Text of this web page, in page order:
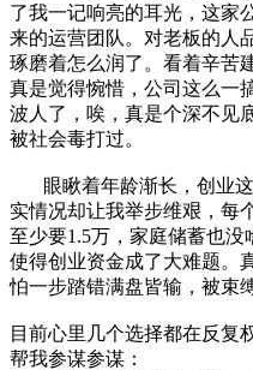
了我一记响亮的耳光，这家
来的运营团队。对老板的人
琢磨着怎么润了。看着辛苦
真是觉得惋惜，公司这么一
波人了，唉，真是个深不见
被社会毒打过。
眼瞅着年龄渐长，创业这
实情况却让我举步维艰，每
至少要1.5万，家庭储蓄也
使得创业资金成了大难题。
怕一步踏错满盘皆输，被束
目前心里几个选择都在反复
帮我参谋参谋：